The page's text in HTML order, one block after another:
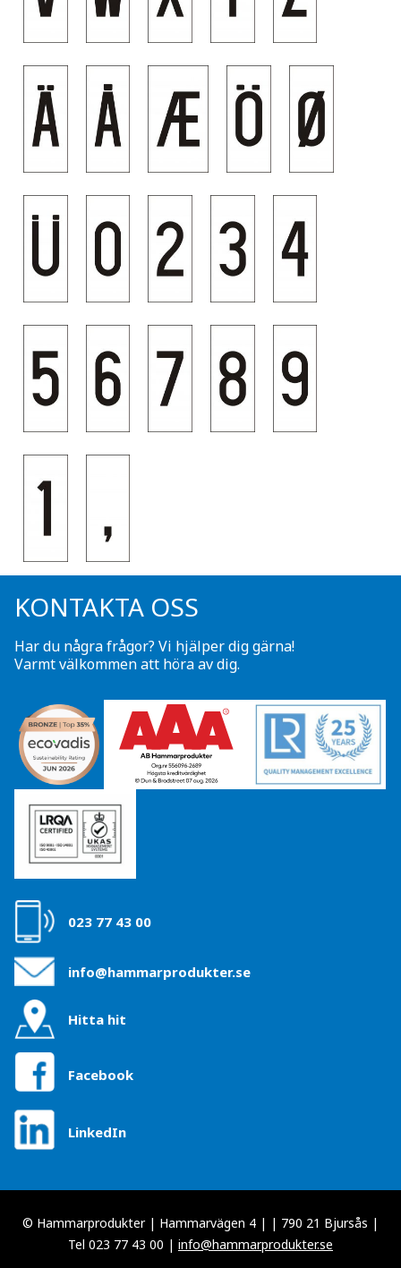
KONTAKTA OSS
Har du några frågor? Vi hjälper dig gärna!
Varmt välkommen att höra av dig.
023 77 43 00
info@hammarprodukter.se
Hitta hit
Facebook
LinkedIn
© Hammarprodukter | Hammarvägen 4 | | 790 21 Bjursås |
Tel 023 77 43 00 | info@hammarprodukter.se